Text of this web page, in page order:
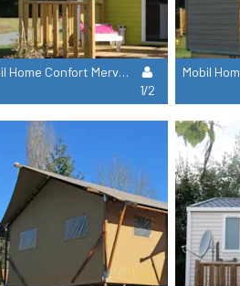
Mobil Home Confort Mervent - 1 Chambre
1/2